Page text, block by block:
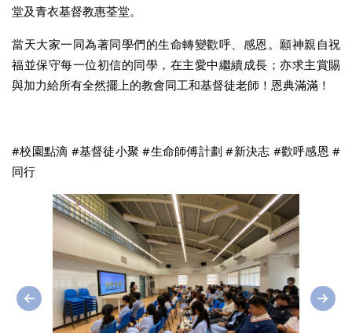
堂及青衣基督教惠荃堂。
當天大家一同為著同學們的生命轉變歡呼、感恩。願神親自祝
福並保守每一位初信的同學，在主愛中繼續成長；亦求主賞賜
與加力給所有全然擺上的教會同工和基督徒老師！恩典滿滿！
#校園點滴 #基督徒小聚 #生命師傅計劃 #新決志 #歡呼感恩 #
同行